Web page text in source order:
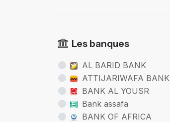
Les banques
AL BARID BANK
ATTIJARIWAFA BANK
BANK AL YOUSR
Bank assafa
BANK OF AFRICA